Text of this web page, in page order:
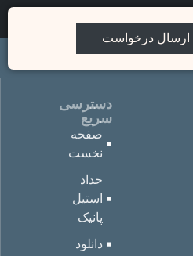
ارسال درخواست
دسترسی
سریع
صفحه
نخست
حداد
استیل
پانیک
دانلود